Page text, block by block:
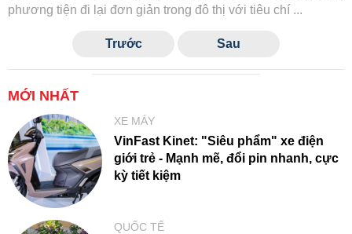
phương tiện đi lại đơn giản trong đô thị với tiêu chí ...
Trước Sau
MỚI NHẤT
XE MÁY
VinFast Kinet: "Siêu phẩm" xe điện
giới trẻ - Mạnh mẽ, đổi pin nhanh, cực
kỳ tiết kiệm
QUỐC TẾ